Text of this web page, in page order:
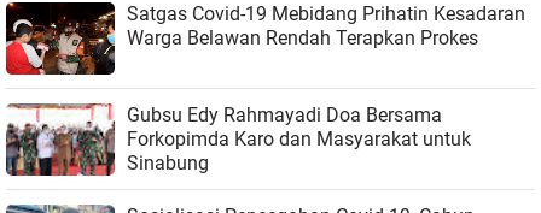
Satgas Covid-19 Mebidang Prihatin Kesadaran
Warga Belawan Rendah Terapkan Prokes
Gubsu Edy Rahmayadi Doa Bersama
Forkopimda Karo dan Masyarakat untuk
Sinabung